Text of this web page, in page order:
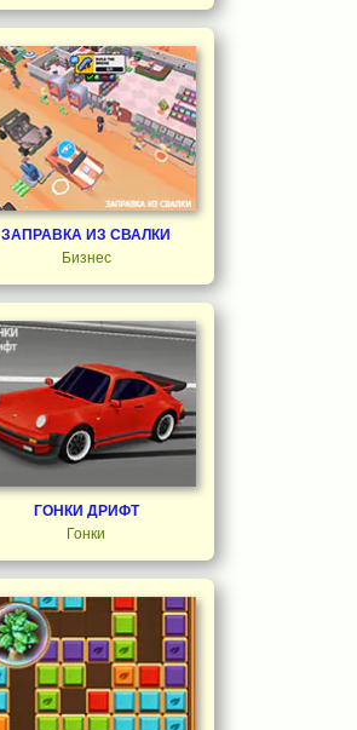
ЗАПРАВКА ИЗ СВАЛКИ
Бизнес
ГОНКИ ДРИФТ
Гонки